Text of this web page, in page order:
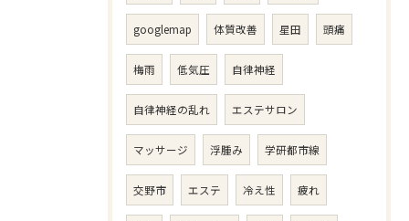
googlemap 体質改善 星田 頭痛
梅雨 低気圧 自律神経
自律神経の乱れ エステサロン
マッサージ 浮腫み 学研都市線
交野市 エステ 冷え性 疲れ